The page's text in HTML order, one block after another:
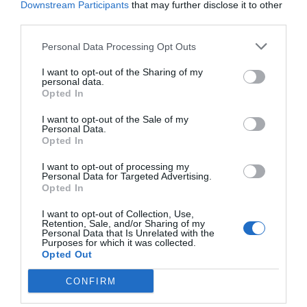
Downstream Participants that may further disclose it to other
Personal Data Processing Opt Outs
I want to opt-out of the Sharing of my
personal data.
Opted In
I want to opt-out of the Sale of my
Personal Data.
Opted In
I want to opt-out of processing my
Personal Data for Targeted Advertising.
Opted In
I want to opt-out of Collection, Use,
Retention, Sale, and/or Sharing of my
Personal Data that Is Unrelated with the
Purposes for which it was collected.
Opted Out
CONFIRM
ACTIVAR AHORA
Cifras
La radiografía